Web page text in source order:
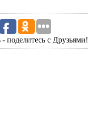
поделитесь с Друзьями!